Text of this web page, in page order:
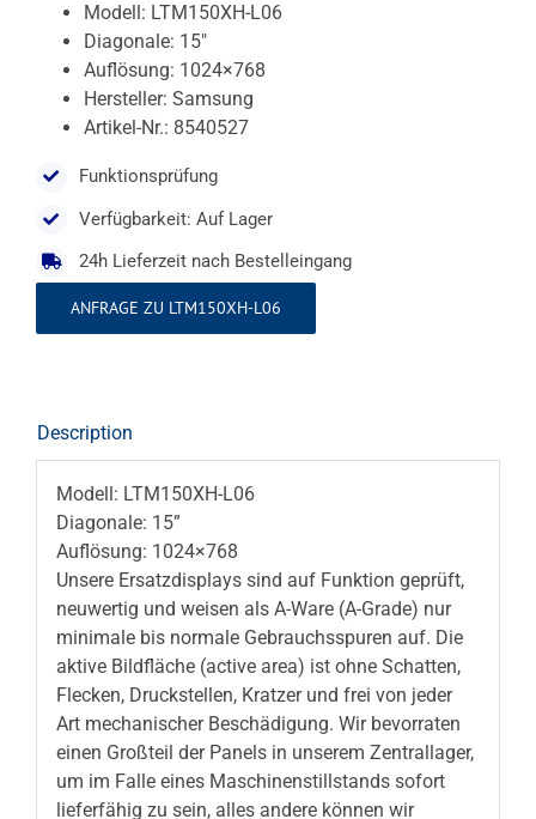
Modell: LTM150XH-L06
Diagonale: 15″
Auflösung: 1024×768
Hersteller: Samsung
Artikel-Nr.: 8540527
Funktionsprüfung
Verfügbarkeit: Auf Lager
24h Lieferzeit nach Bestelleingang
ANFRAGE ZU LTM150XH-L06
Description
Modell: LTM150XH-L06
Diagonale: 15”
Auflösung: 1024×768
Unsere Ersatzdisplays sind auf Funktion geprüft,
neuwertig und weisen als A-Ware (A-Grade) nur
minimale bis normale Gebrauchsspuren auf. Die
aktive Bildfläche (active area) ist ohne Schatten,
Flecken, Druckstellen, Kratzer und frei von jeder
Art mechanischer Beschädigung. Wir bevorraten
einen Großteil der Panels in unserem Zentrallager,
um im Falle eines Maschinenstillstands sofort
lieferfähig zu sein, alles andere können wir